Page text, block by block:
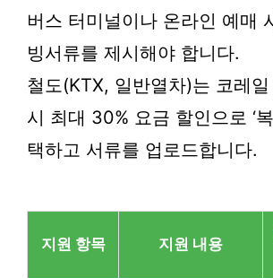
버스 터미널이나 온라인 예매
빙서류를 제시해야 합니다.
철도(KTX, 일반열차)는 코레
시 최대 30% 요금 할인으로 ‘
택하고 서류를 업로드합니다.
지원 항목 지원 내용